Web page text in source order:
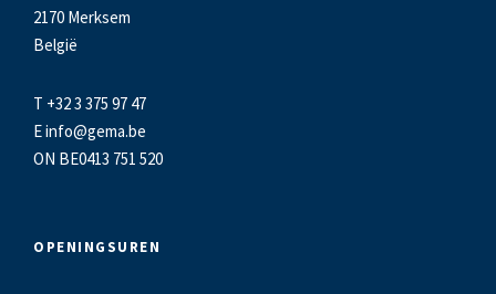
2170 Merksem
België
T +32 3 375 97 47
Einfo@gema.be
ON BE0413 751 520
OPENINGSUREN